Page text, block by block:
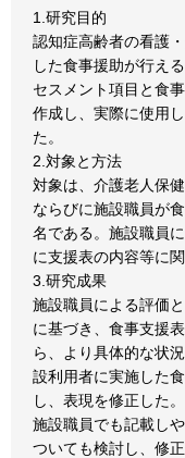
1.研究目的
認知症高齢者の看護
した食事援助が行え
セスメント項目と食
作成し、実際に使用
た。
2.対象と方法
対象は、介護老人保
ならびに施設職員が
名である。施設職員
に支援表の内容等に
3.研究成果
施設職員による評価
に基づき、食事支援
ら、より具体的な状
設利用者に実施した
し、表現を修正した
施設職員でも記載し
ついても検討し、修